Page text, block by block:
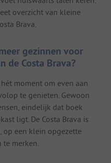
overzicht van kleine
Brava.
gezinnen voor
de Costa Brava?
moment om even aan
te genieten. Gewoon
eindelijk dat boek
ligt. De Costa Brava is
een klein opgezette
te merken.